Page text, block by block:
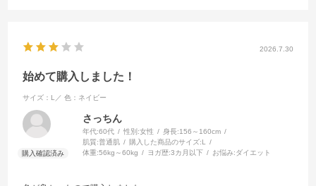
2026.7.30
始めて購入しました！
サイズ：L／ 色：ネイビー
さっちん
年代:60代 性別:女性 身長:156～160cm
肌質:普通肌 購入した商品のサイズ:L
体重:56kg～60kg ヨガ歴:3カ月以下 お悩み:ダイエット